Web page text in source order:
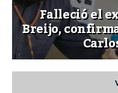
Falleció el
Breijo,